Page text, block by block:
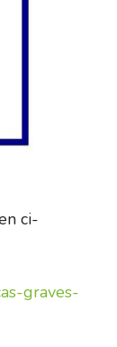
ci-
graves-